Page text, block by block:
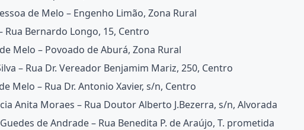
de Melo – Engenho Limão, Zona Rural
Rua Bernardo Longo, 15, Centro
Melo – Povoado de Aburá, Zona Rural
– Rua Dr. Vereador Benjamim Mariz, 250, Centro
Melo – Rua Dr. Antonio Xavier, s/n, Centro
Anita Moraes – Rua Doutor Alberto J.Bezerra, s/n, Alvorada
de Andrade – Rua Benedita P. de Araújo, T. prometida